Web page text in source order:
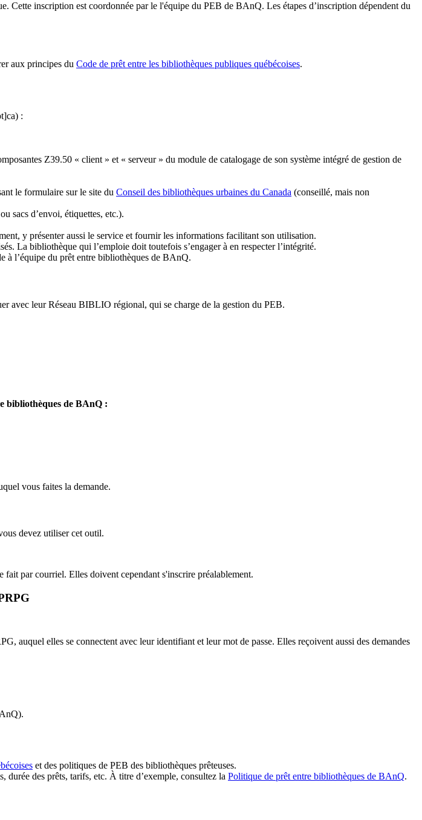
Cette inscription est coordonnée par le l'équipe du PEB de BAnQ. Les étapes d’inscription dépendent du
aux principes du Code de prêt entre les bibliothèques publiques québécoises.
:
Z39.50 « client » et « serveur » du module de catalogage de son système intégré de gestion de
le formulaire sur le site du Conseil des bibliothèques urbaines du Canada (conseillé, mais non
sacs d’envoi, étiquettes, etc.).
y présenter aussi le service et fournir les informations facilitant son utilisation.
La bibliothèque qui l’emploie doit toutefois s’engager à en respecter l’intégrité.
à l’équipe du prêt entre bibliothèques de BAnQ.
avec leur Réseau BIBLIO régional, qui se charge de la gestion du PEB.
bibliothèques de BAnQ :
vous faites la demande.
devez utiliser cet outil.
fait par courriel. Elles doivent cependant s'inscrire préalablement.
auquel elles se connectent avec leur identifiant et leur mot de passe. Elles reçoivent aussi des demandes
.
et des politiques de PEB des bibliothèques prêteuses.
durée des prêts, tarifs, etc. À titre d’exemple, consultez la Politique de prêt entre bibliothèques de BAnQ.